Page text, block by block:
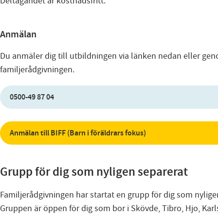
Anmälan
Du anmäler dig till utbildningen via länken nedan eller
familjerådgivningen.
0500-49 87 04
Anmälan till BIFF (Barn i föräldrars fokus)
Grupp för dig som nyligen separerat
Familjerådgivningen har startat en grupp för dig som
Gruppen är öppen för dig som bor i Skövde, Tibro, Hjo,